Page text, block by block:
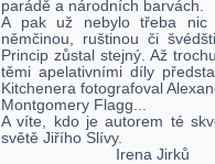
parádě a národních barvách.
A pak už nebylo třeba nic
němčinou, ruštinou či
Princip zůstal stejný. Až
těmi apelativními díly
Kitchenera fotografoval
Montgomery Flagg...
A víte, kdo je autorem té
světě Jiřího Slívy.
Irena Jirků